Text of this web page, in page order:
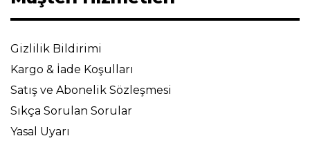
Gizlilik Bildirimi
Kargo & İade Koşulları
Satış ve Abonelik Sözleşmesi
Sıkça Sorulan Sorular
Yasal Uyarı